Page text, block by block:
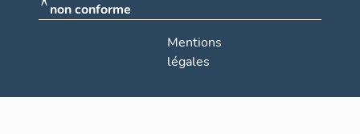
non conforme
Mentions
légales